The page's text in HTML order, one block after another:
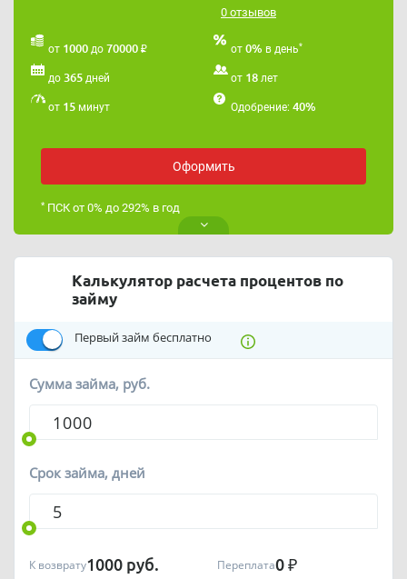
Наша услуга АБСОЛЮТНО БЕСПЛАТНА.
0 отзывов
от 1000 до 70000 ₽ от 0% в день*
до 365 дней от 18 лет
от 15 минут Одобрение: 40%
Оформить
*ПСК от 0% до 292% в год
Калькулятор расчета процентов по
займу
Первый займ бесплатно
Сумма займа, руб.
Срок займа, дней
К возврату1000 руб. Переплата0 ₽